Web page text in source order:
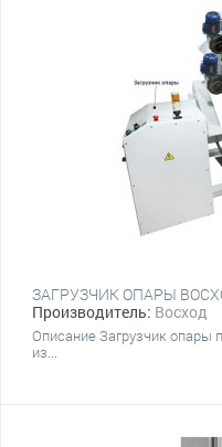
Производитель: Восход
Описание Загрузчик опары
из...